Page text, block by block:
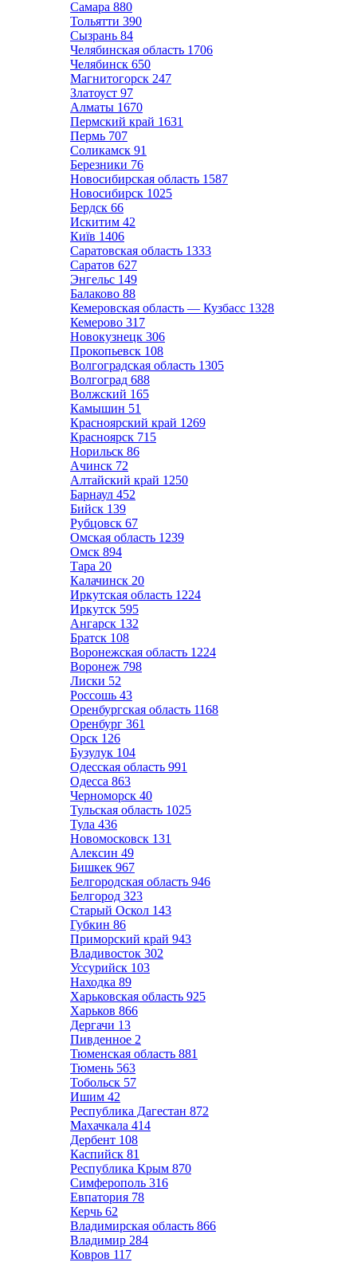
Самара 880
Тольятти 390
Сызрань 84
Челябинская область 1706
Челябинск 650
Магнитогорск 247
Златоуст 97
Алматы 1670
Пермский край 1631
Пермь 707
Соликамск 91
Березники 76
Новосибирская область 1587
Новосибирск 1025
Бердск 66
Искитим 42
Київ 1406
Саратовская область 1333
Саратов 627
Энгельс 149
Балаково 88
Кемеровская область — Кузбасс 1328
Кемерово 317
Новокузнецк 306
Прокопьевск 108
Волгоградская область 1305
Волгоград 688
Волжский 165
Камышин 51
Красноярский край 1269
Красноярск 715
Норильск 86
Ачинск 72
Алтайский край 1250
Барнаул 452
Бийск 139
Рубцовск 67
Омская область 1239
Омск 894
Тара 20
Калачинск 20
Иркутская область 1224
Иркутск 595
Ангарск 132
Братск 108
Воронежская область 1224
Воронеж 798
Лиски 52
Россошь 43
Оренбургская область 1168
Оренбург 361
Орск 126
Бузулук 104
Одесская область 991
Одесса 863
Черноморск 40
Тульская область 1025
Тула 436
Новомосковск 131
Алексин 49
Бишкек 967
Белгородская область 946
Белгород 323
Старый Оскол 143
Губкин 86
Приморский край 943
Владивосток 302
Уссурийск 103
Находка 89
Харьковская область 925
Харьков 866
Дергачи 13
Пивденное 2
Тюменская область 881
Тюмень 563
Тобольск 57
Ишим 42
Республика Дагестан 872
Махачкала 414
Дербент 108
Каспийск 81
Республика Крым 870
Симферополь 316
Евпатория 78
Керчь 62
Владимирская область 866
Владимир 284
Ковров 117